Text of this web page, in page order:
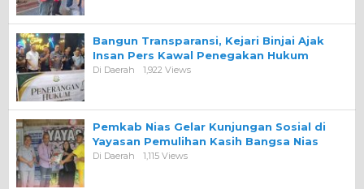
Bangun Transparansi, Kejari Binjai Ajak
Insan Pers Kawal Penegakan Hukum
Di Daerah 1,922 Views
Pemkab Nias Gelar Kunjungan Sosial di
Yayasan Pemulihan Kasih Bangsa Nias
Di Daerah 1,115 Views